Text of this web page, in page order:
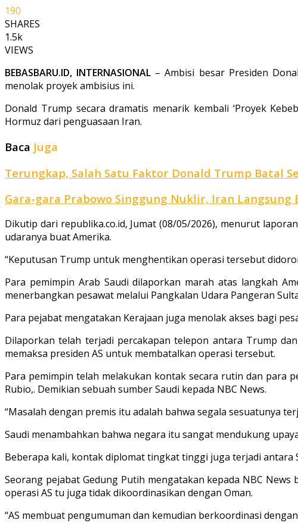
190
SHARES
1.5k
VIEWS
BEBASBARU.ID, INTERNASIONAL – Ambisi besar Presiden
menolak proyek ambisius ini.
Donald Trump secara dramatis menarik kembali ‘Proyek
Hormuz dari penguasaan Iran.
Baca Juga
Terungkap, Salah Satu Faktor Donald Trump Batal
Gara-gara Prabowo Singgung Nuklir, Iran
Dikutip dari republika.co.id, Jumat (08/05/2026), menurut
udaranya buat Amerika.
“Keputusan Trump untuk menghentikan operasi tersebut
Para pemimpin Arab Saudi dilaporkan marah atas langkah
menerbangkan pesawat melalui Pangkalan Udara Pangeran
Para pejabat mengatakan Kerajaan juga menolak akses bagi
Dilaporkan telah terjadi percakapan telepon antara Trump
memaksa presiden AS untuk membatalkan operasi tersebut.
Para pemimpin telah melakukan kontak secara rutin dan para
Rubio,. Demikian sebuah sumber Saudi kepada NBC News.
“Masalah dengan premis itu adalah bahwa segala sesuatunya
Saudi menambahkan bahwa negara itu sangat mendukung
Beberapa kali, kontak diplomat tingkat tinggi juga terjadi antara
Seorang pejabat Gedung Putih mengatakan kepada NBC
operasi AS tu juga tidak dikoordinasikan dengan Oman.
“AS membuat pengumuman dan kemudian berkoordinasi